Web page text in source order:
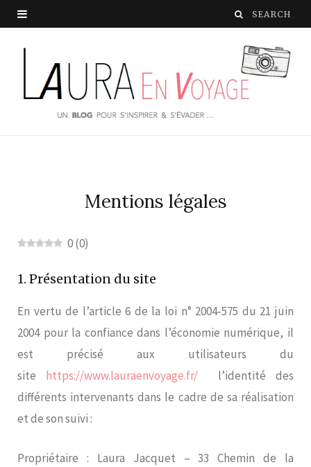
Mentions légales
0(0)
1. Présentation du site
En vertu de l’article 6 de la loi n° 2004-575 du 21 juin
2004 pour la confiance dans l’économie numérique, il
est précisé aux utilisateurs du
site https://www.lauraenvoyage.fr/ l’identité des
différents intervenants dans le cadre de sa réalisation
et de son suivi :
Propriétaire : Laura Jacquet – 33 Chemin de la